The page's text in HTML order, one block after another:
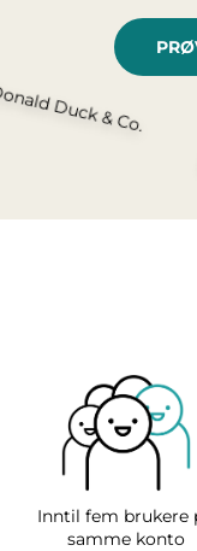
Inntil fem brukere
samme konto